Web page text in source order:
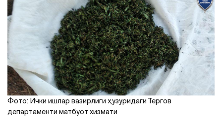
Фото: Ички ишлар вазирлиги ҳузуридаги Тергов
департаменти матбуот хизмати